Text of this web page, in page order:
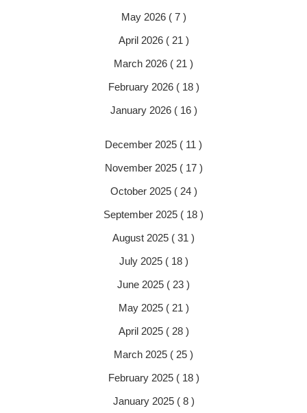
May 2026 ( 7 )
April 2026 ( 21 )
March 2026 ( 21 )
February 2026 ( 18 )
January 2026 ( 16 )
December 2025 ( 11 )
November 2025 ( 17 )
October 2025 ( 24 )
September 2025 ( 18 )
August 2025 ( 31 )
July 2025 ( 18 )
June 2025 ( 23 )
May 2025 ( 21 )
April 2025 ( 28 )
March 2025 ( 25 )
February 2025 ( 18 )
January 2025 ( 8 )